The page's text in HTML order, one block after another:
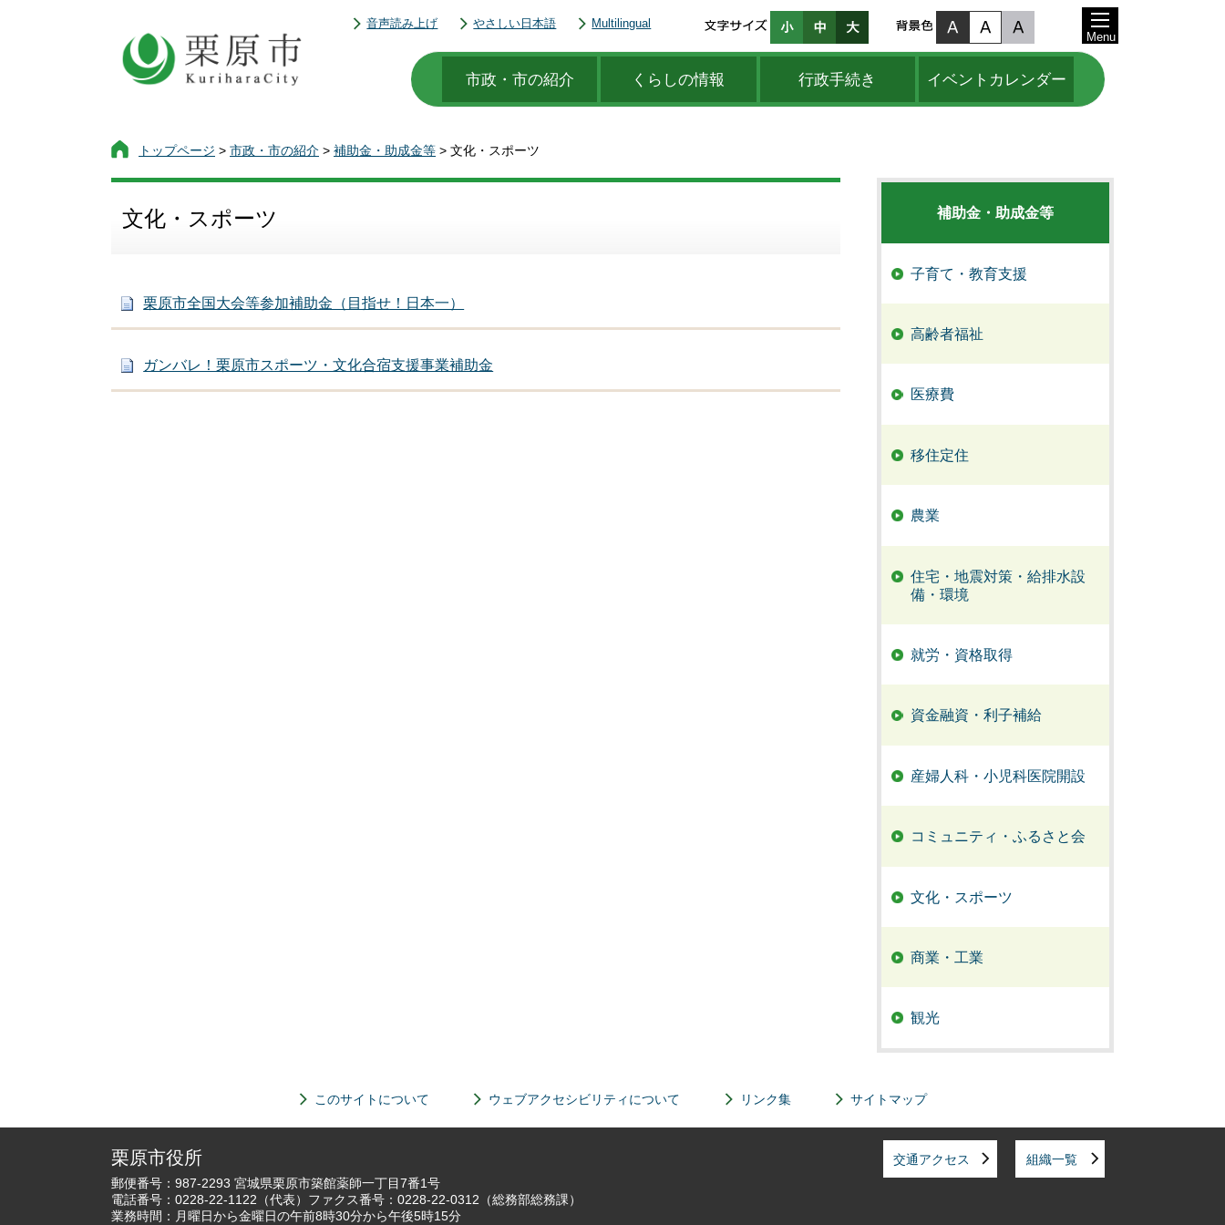
音声読み上げ やさしい日本語 Multilingual
市政・市の紹介 くらしの情報 行政手続き イベントカレンダー
Menu
トップページ > 市政・市の紹介 > 補助金・助成金等 > 文化・スポーツ
文化・スポーツ
栗原市全国大会等参加補助金（目指せ！日本一）
ガンバレ！栗原市スポーツ・文化合宿支援事業補助金
補助金・助成金等
子育て・教育支援
高齢者福祉
医療費
移住定住
農業
住宅・地震対策・給排水設
備・環境
就労・資格取得
資金融資・利子補給
産婦人科・小児科医院開設
コミュニティ・ふるさと会
文化・スポーツ
商業・工業
観光
このサイトについて ウェブアクセシビリティについて リンク集 サイトマップ
栗原市役所
郵便番号：987-2293 宮城県栗原市築館薬師一丁目7番1号
電話番号： 0228-22-1122 （代表）ファクス番号：0228-22-0312（総務部総務課）
業務時間：月曜日から金曜日の午前8時30分から午後5時15分
交通アクセス 組織一覧